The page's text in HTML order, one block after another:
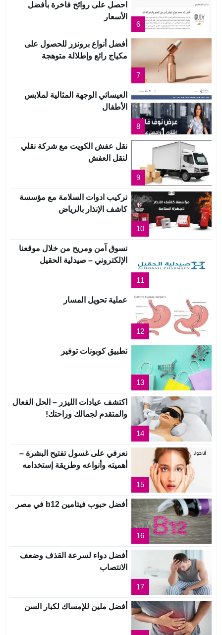
6
احصل على روائح فاخرة بأفضل
الأسعار
7
أفضل أنواع برونزر للحصول على
مكياج رائع وإطلالة متوهجة
8
العيسائي الوجهة المثالية لملابس
الأطفال
9
نقل عفش الكويت مع شركة نقلي
لنقل العفش
10
تركيب ادوات السلامة مع مؤسسة
كاشف الإنذار بالرياض
11
تسوق آمن ومريح من خلال موقعنا
الإلكتروني – صيدلية الحقيل
12
عملية تحويل المسار
13
تطبيق كوبونات توفير
14
اكتشف عيادات الليزر – الحل الفعال
والمتقدم لجمالك وراحتك!
15
تعرفي على غسول تفتيح البشرة –
أهميته وأنواعه وطريقة إستخدامه
16
أفضل حبوب فيتامين b12 في مصر
17
أفضل دواء لسرعة القذف وضعف
الانتصاب
أفضل ملين للإمساك لكبار السن